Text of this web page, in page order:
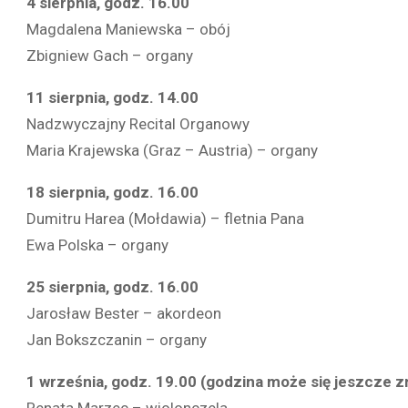
Magdalena Maniewska – obój
Zbigniew Gach – organy
11 sierpnia, godz. 14.00
Nadzwyczajny Recital Organowy
Maria Krajewska (Graz – Austria) – organy
18 sierpnia, godz. 16.00
Dumitru Harea (Mołdawia) – fletnia Pana
Ewa Polska – organy
25 sierpnia, godz. 16.00
Jarosław Bester – akordeon
Jan Bokszczanin – organy
1 września, godz. 19.00 (godzina może się jeszcze